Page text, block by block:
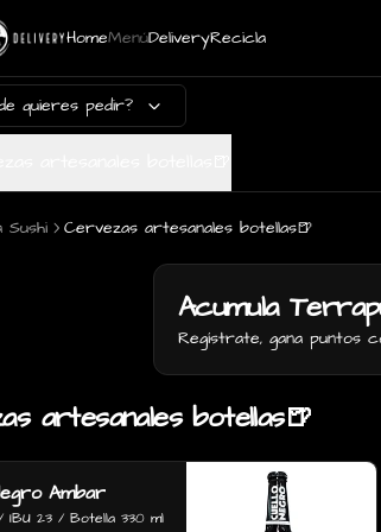
HomeMenúDeliveryRecicla
quieres pedir?
Cervezas artesanales botellas🍺
Acumula
Regístrate, gana puntos
artesanales botellas🍺
Ambar
IBU 23 / Botella 330 ml